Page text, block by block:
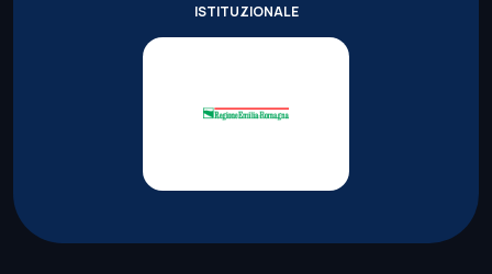
ISTITUZIONALE